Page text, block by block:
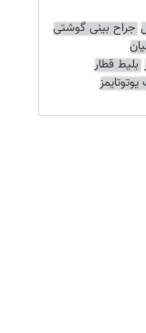
جراح بینی گوشتی
بلیط قطار